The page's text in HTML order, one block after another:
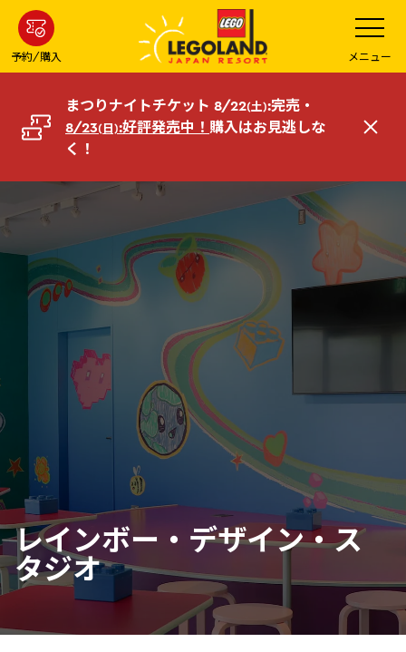
ン
コ
へ
予約/購入
メ
ニ
ュ
ー
を
開
メニュー
まつりナイトチケット 8/22(土):完売・
8/23(日):好評発売中！ 購入はお見逃しな
く！
閉
レインボー・デザイン・ス
タジオ